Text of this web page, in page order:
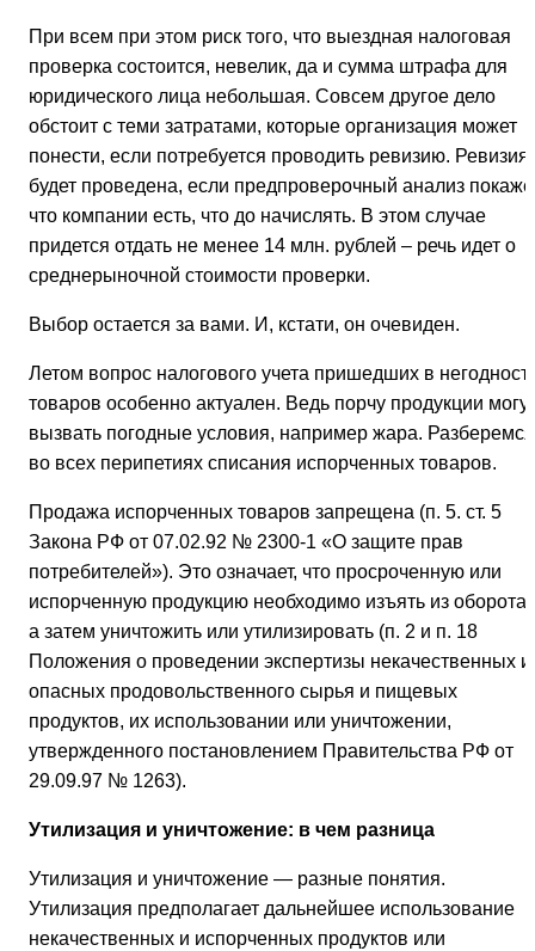
При всем при этом риск того, что выездная налоговая
проверка состоится, невелик, да и сумма штрафа для
юридического лица небольшая. Совсем другое дело
обстоит с теми затратами, которые организация может
понести, если потребуется проводить ревизию. Ревизия
будет проведена, если предпроверочный анализ
что компании есть, что до начислять. В этом случае
придется отдать не менее 14 млн. рублей – речь идет о
среднерыночной стоимости проверки.
Выбор остается за вами. И, кстати, он очевиден.
Летом вопрос налогового учета пришедших в
товаров особенно актуален. Ведь порчу продукции
вызвать погодные условия, например жара. Разберемся
во всех перипетиях списания испорченных товаров.
Продажа испорченных товаров запрещена (п. 5. ст. 5
Закона РФ от 07.02.92 № 2300-1 «О защите прав
потребителей»). Это означает, что просроченную или
испорченную продукцию необходимо изъять из оборота,
а затем уничтожить или утилизировать (п. 2 и п. 18
Положения о проведении экспертизы некачественных и
опасных продовольственного сырья и пищевых
продуктов, их использовании или уничтожении,
утвержденного постановлением Правительства РФ от
29.09.97 № 1263).
Утилизация и уничтожение: в чем разница
Утилизация и уничтожение — разные понятия.
Утилизация предполагает дальнейшее использование
некачественных и испорченных продуктов или